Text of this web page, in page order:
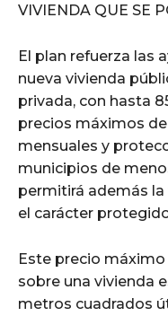
VIVIENDA QUE SE
El plan refuerza las
nueva vivienda
privada, con hasta
precios máximos
mensuales y
municipios de
permitirá además
el carácter
Este precio
sobre una vivienda
metros cuadrados